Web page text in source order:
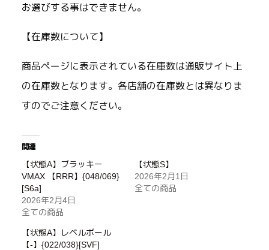
お選びする事はできません。
【在庫数について】
商品ページに表示されている在庫数は通販サイト上
の在庫数となります。各店舗の在庫数とは異なりま
すのでご注意ください。
関連
【状態A】ブラッキー
VMAX 【RRR】{048/069}
[S6a]
2026年2月4日
全ての商品
【状態S】
2026年2月1日
全ての商品
【状態A】レベルボール
【-】{022/038}[SVF]